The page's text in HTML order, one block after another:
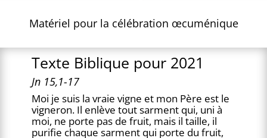
Matériel pour la célébration œcuménique
Texte Biblique pour 2021
Jn 15,1-17
Moi je suis la vraie vigne et mon Père est le
vigneron. Il enlève tout sarment qui, uni à
moi, ne porte pas de fruit, mais il taille, il
purifie chaque sarment qui porte du fruit,